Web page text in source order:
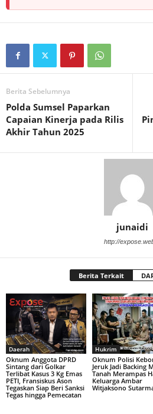
Berita Sebelumnya
Polda Sumsel Paparkan
Capaian Kinerja pada Rilis
Akhir Tahun 2025
junaidi
http://
Berita Terkait
Daerah
Oknum Anggota DPRD
Sintang dari Golkar
Terlibat Kasus 3 Kg Emas
PETI, Fransiskus Ason
Tegaskan Siap Beri Sanksi
Tegas hingga Pemecatan
Hukrim
Oknum Polisi
Jeruk Jadi Backing
Tanah Merampas
Keluarga Ambar
Witjaksono